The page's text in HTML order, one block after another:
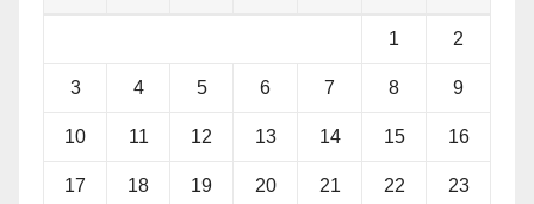
1 2
3 4 5 6 7 8 9
10 11 12 13 14 15 16
17 18 19 20 21 22 23